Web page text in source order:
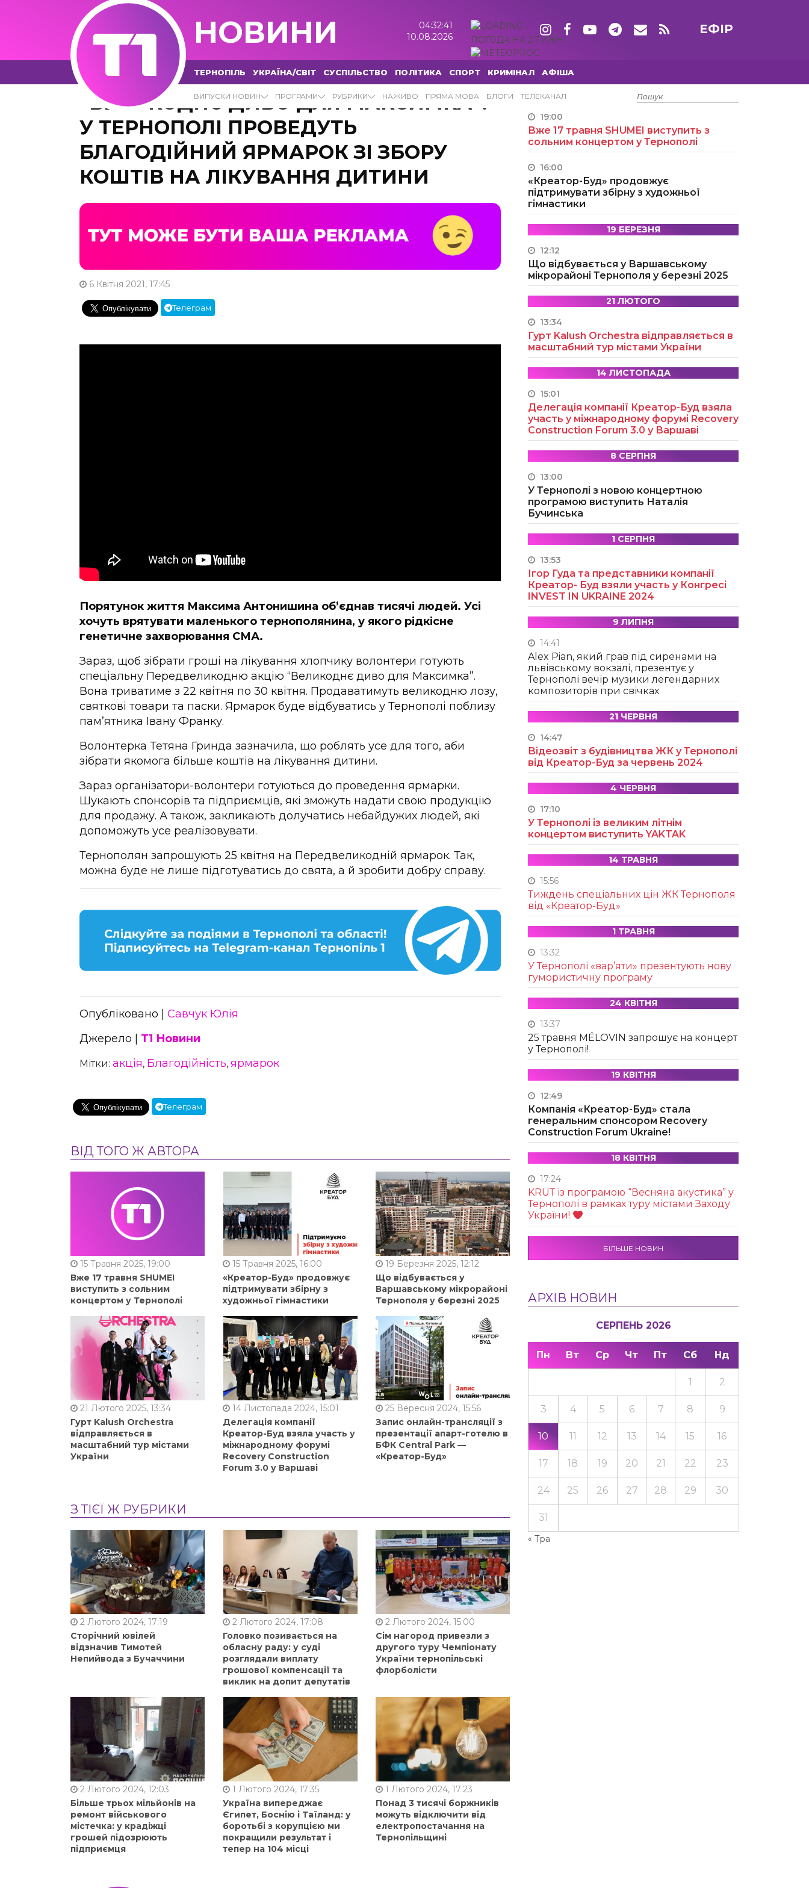
НОВИНИ
04:32:42
10.08.2026
ПОГОДА НА 2 ТИЖНІ
ЕФІР
ТЕРНОПІЛЬ УКРАЇНА/СВІТ СУСПІЛЬСТВО ПОЛІТИКА СПОРТ КРИМІНАЛ АФІША
ВИПУСКИ НОВИН ПРОГРАМИ РУБРИКИ НАЖИВО ПРЯМА МОВА БЛОГИ ТЕЛЕКАНАЛ
“ВЕЛИКОДНЄ ДИВО ДЛЯ МАКСИМКА”:
У ТЕРНОПОЛІ ПРОВЕДУТЬ
БЛАГОДІЙНИЙ ЯРМАРОК ЗІ ЗБОРУ
КОШТІВ НА ЛІКУВАННЯ ДИТИНИ
6 Квітня 2021, 17:45
Телеграм
Порятунок життя Максима Антонишина об’єднав тисячі людей. Усі
хочуть врятувати маленького тернополянина, у якого рідкісне
генетичне захворювання СМА.
Зараз, щоб зібрати гроші на лікування хлопчику волонтери готують
спеціальну Передвеликодню акцію “Великоднє диво для Максимка”.
Вона триватиме з 22 квітня по 30 квітня. Продаватимуть великодню лозу,
святкові товари та паски. Ярмарок буде відбуватись у Тернополі поблизу
пам’ятника Івану Франку.
Волонтерка Тетяна Гринда зазначила, що роблять усе для того, аби
зібрати якомога більше коштів на лікування дитини.
Зараз організатори-волонтери готуються до проведення ярмарки.
Шукають спонсорів та підприємців, які зможуть надати свою продукцію
для продажу. А також, закликають долучатись небайдужих людей, які
допоможуть усе реалізовувати.
Тернополян запрошують 25 квітня на Передвеликодній ярмарок. Так,
можна буде не лише підготуватись до свята, а й зробити добру справу.
Опубліковано | Савчук Юлія
Джерело | Т1 Новини
Мітки: акція, Благодійність, ярмарок
Телеграм
ВІД ТОГО Ж АВТОРА
15 Травня 2025, 19:00
Вже 17 травня SHUMEI
виступить з сольним
концертом у Тернополі
15 Травня 2025, 16:00
«Креатор-Буд» продовжує
підтримувати збірну з
художньої гімнастики
19 Березня 2025, 12:12
Що відбувається у
Варшавському мікрорайоні
Тернополя у березні 2025
21 Лютого 2025, 13:34
Гурт Kalush Orchestra
відправляється в
масштабний тур містами
України
14 Листопада 2024, 15:01
Делегація компанії
Креатор-Буд взяла участь у
міжнародному форумі
Recovery Construction
Forum 3.0 у Варшаві
25 Вересня 2024, 15:56
Запис онлайн-трансляції з
презентації апарт-готелю в
БФК Central Park —
«Креатор-Буд»
З ТІЄЇ Ж РУБРИКИ
2 Лютого 2024, 17:19
Сторічний ювілей
відзначив Тимотей
Непийвода з Бучаччини
2 Лютого 2024, 17:08
Головко позивається на
обласну раду: у суді
розглядали виплату
грошової компенсації та
виклик на допит депутатів
2 Лютого 2024, 15:00
Сім нагород привезли з
другого туру Чемпіонату
України тернопільські
флорболісти
2 Лютого 2024, 12:03
Більше трьох мільйонів на
ремонт військового
містечка: у крадіжці
грошей підозрюють
підприємця
1 Лютого 2024, 17:35
Україна випереджає
Єгипет, Боснію і Таїланд: у
боротьбі з корупцією ми
покращили результат і
тепер на 104 місці
1 Лютого 2024, 17:23
Понад 3 тисячі боржників
можуть відключити від
електропостачання на
Тернопільщині
15 ТРАВНЯ
19:00
Вже 17 травня SHUMEI виступить з
сольним концертом у Тернополі
16:00
«Креатор-Буд» продовжує
підтримувати збірну з художньої
гімнастики
19 БЕРЕЗНЯ
12:12
Що відбувається у Варшавському
мікрорайоні Тернополя у березні 2025
21 ЛЮТОГО
13:34
Гурт Kalush Orchestra відправляється в
масштабний тур містами України
14 ЛИСТОПАДА
15:01
Делегація компанії Креатор-Буд взяла
участь у міжнародному форумі Recovery
Construction Forum 3.0 у Варшаві
8 СЕРПНЯ
13:00
У Тернополі з новою концертною
програмою виступить Наталія
Бучинська
1 СЕРПНЯ
13:53
Ігор Гуда та представники компанії
Креатор- Буд взяли участь у Конгресі
INVEST IN UKRAINE 2024
9 ЛИПНЯ
14:41
Alex Pian, який грав під сиренами на
львівському вокзалі, презентує у
Тернополі вечір музики легендарних
композиторів при свічках
21 ЧЕРВНЯ
14:47
Відеозвіт з будівництва ЖК у Тернополі
від Креатор-Буд за червень 2024
4 ЧЕРВНЯ
17:10
У Тернополі із великим літнім
концертом виступить YAKTAK
14 ТРАВНЯ
15:56
Тиждень спеціальних цін ЖК Тернополя
від «Креатор-Буд»
1 ТРАВНЯ
13:32
У Тернополі «вар’яти» презентують нову
гумористичну програму
24 КВІТНЯ
13:37
25 травня MÉLOVIN запрошує на концерт
у Тернополі!
19 КВІТНЯ
12:49
Компанія «Креатор-Буд» стала
генеральним спонсором Recovery
Construction Forum Ukraine!
18 КВІТНЯ
17:24
KRUТ із програмою “Весняна акустика” у
Тернополі в рамках туру містами Заходу
України!
БІЛЬШЕ НОВИН
АРХІВ НОВИН
СЕРПЕНЬ 2026
Пн Вт Ср Чт Пт Сб Нд
« Тра
1 2
3 4 5 6 7 8 9
10 11 12 13 14 15 16
17 18 19 20 21 22 23
24 25 26 27 28 29 30
31